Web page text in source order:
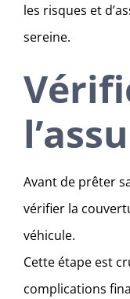
les risques et
sereine.
Avant de prêter
vérifier la
véhicule.
Cette étape est
complications